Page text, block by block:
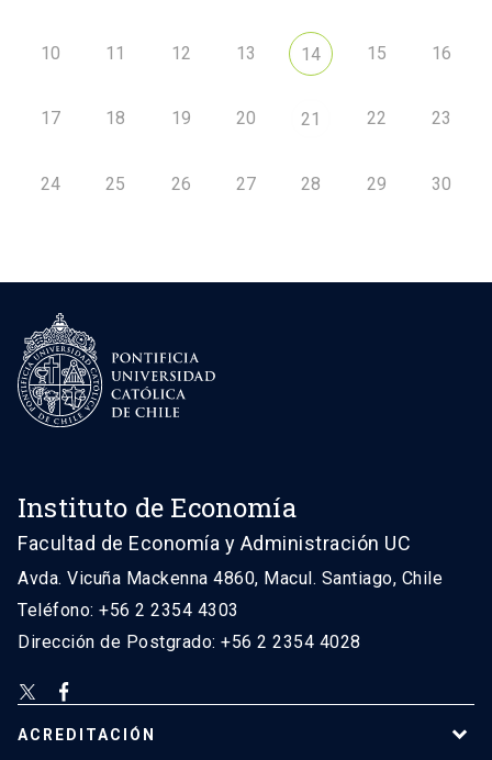
10 11 12 13 14 15 16
17 18 19 20 21 22 23
24 25 26 27 28 29 30
Instituto de Economía
Facultad de Economía y Administración UC
Avda. Vicuña Mackenna 4860, Macul. Santiago, Chile
Teléfono: +56 2 2354 4303
Dirección de Postgrado: +56 2 2354 4028
ACREDITACIÓN